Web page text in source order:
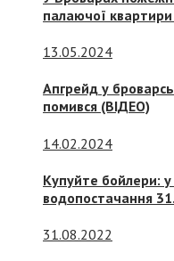
палаючої
13.05.2024
Апгрейд у
помився (ВІДЕО)
14.02.2024
Купуйте бойлери:
водопостачання
31.08.2022